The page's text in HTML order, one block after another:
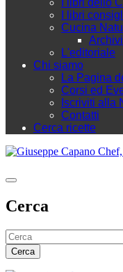
I libri
Cucina
L'editoriale
Chi siamo
La Pagina
Corsi ed
Iscriviti alla
Contatti
Cerca ricette
Cerca
Cerca